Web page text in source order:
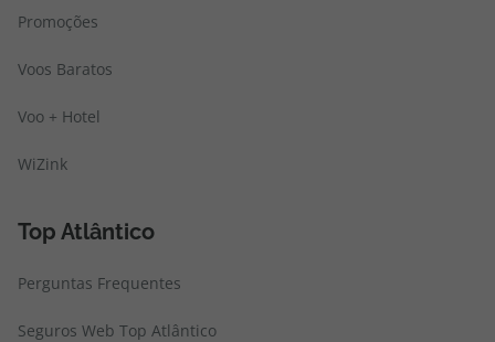
Promoções
Voos Baratos
Voo + Hotel
WiZink
Top Atlântico
Perguntas Frequentes
Seguros Web Top Atlântico